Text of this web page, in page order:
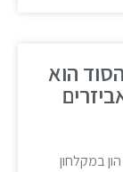
הוא
במקלחון